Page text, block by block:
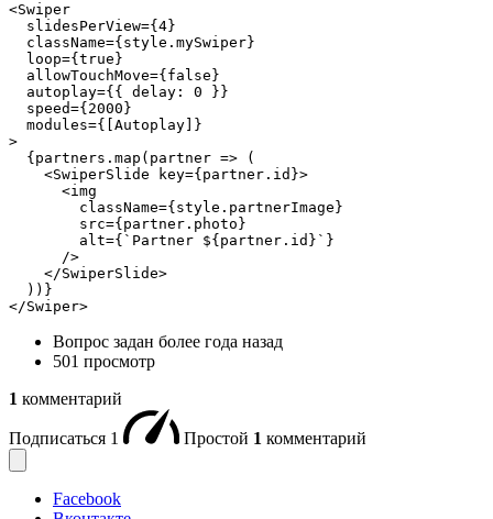
<Swiper
  slidesPerView={4}
  className={style.mySwiper}
  loop={true}
  allowTouchMove={false}
  autoplay={{ delay: 0 }}
  speed={2000}
  modules={[Autoplay]}
>
  {partners.map(partner => (
    <SwiperSlide key={partner.id}>
      <img
        className={style.partnerImage}
        src={partner.photo}
        alt={`Partner ${partner.id}`}
      />
    </SwiperSlide>
  ))}
</Swiper>
Вопрос задан более года назад
501 просмотр
1 комментарий
Подписаться 1 Простой 1 комментарий
Facebook